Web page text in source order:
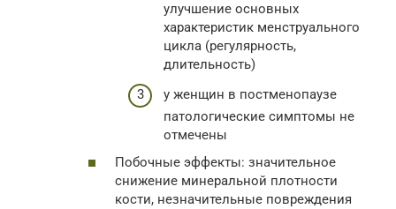
улучшение основных
характеристик менструального
цикла (регулярность,
длительность)
у женщин в постменопаузе
патологические симптомы не
отмечены
Побочные эффекты: значительное
снижение минеральной плотности
кости, незначительные повреждения